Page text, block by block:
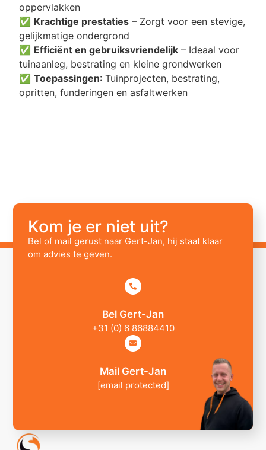
oppervlakken
✅ Krachtige prestaties – Zorgt voor een stevige,
gelijkmatige ondergrond
✅ Efficiënt en gebruiksvriendelijk – Ideaal voor
tuinaanleg, bestrating en kleine grondwerken
✅Toepassingen: Tuinprojecten, bestrating,
opritten, funderingen en asfaltwerken
Kom je er niet uit?
Bel of mail gerust naar Gert-Jan, hij staat klaar
om advies te geven.
Bel Gert-Jan
+31 (0) 6 86884410
Mail Gert-Jan
[email protected]